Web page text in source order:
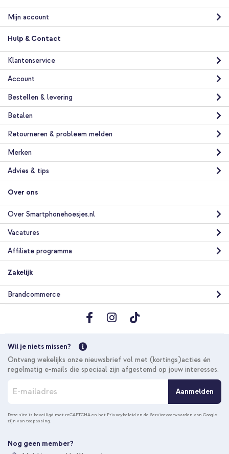
Mijn account
Hulp & Contact
Klantenservice
Account
Bestellen & levering
Betalen
Retourneren & probleem melden
Merken
Advies & tips
Over ons
Over Smartphonehoesjes.nl
Vacatures
Affiliate programma
Zakelijk
Brandcommerce
Wil je niets missen?
Ontvang wekelijks onze nieuwsbrief vol met (kortings)acties én
regelmatig e-mails die speciaal zijn afgestemd op jouw interesses.
n
n
e
Aanmelden
Deze site is beveiligd met reCAPTCHA en het Privacybeleid en de Servicevoorwaarden van Google
zijn van toepassing.
Nog geen member?